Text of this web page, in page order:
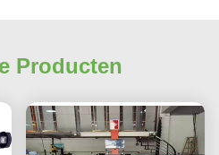
Producten